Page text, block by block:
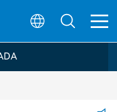
da Xunta de